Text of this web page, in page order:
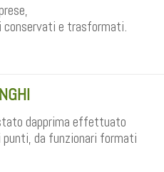
e trasformati.
dapprima effettuato
da funzionari formati